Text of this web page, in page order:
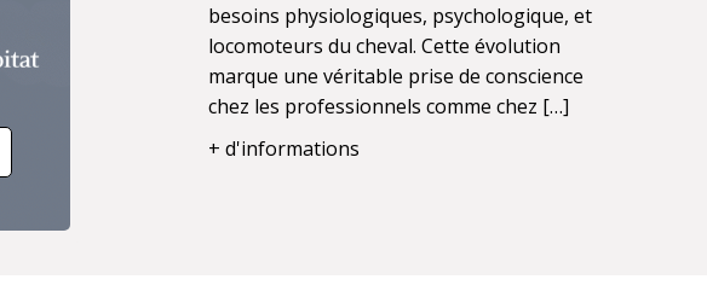
besoins physiologiques, psychologique, et
locomoteurs du cheval. Cette évolution
marque une véritable prise de conscience
chez les professionnels comme chez […]
+ d'informations